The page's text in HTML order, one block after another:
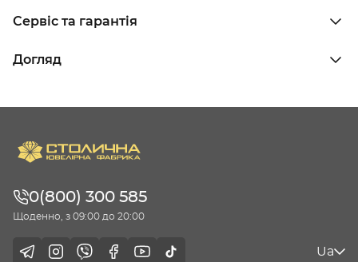
Сервіс та гарантія
Догляд
0(800) 300 585
Щоденно, з 09:00 до 20:00
Ua